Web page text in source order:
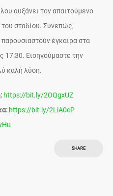
αυξάνει τον απαιτούμενο
σταδίου. Συνεπώς,
έγκαιρα στα
17:30. Eισηγούμαστε την
καλή λύση.
https://bit.ly/2OQgxUZ
https://bit.ly/2LiA0eP
SHARE